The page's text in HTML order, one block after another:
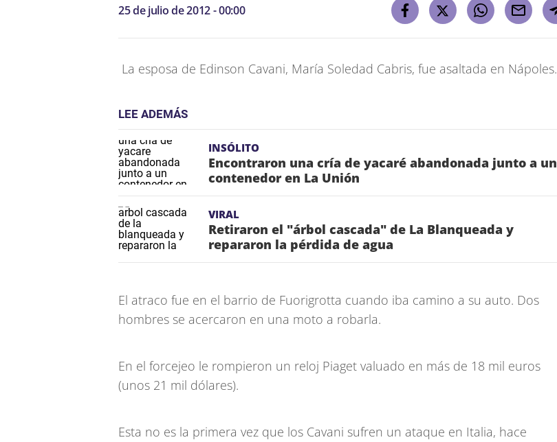
25 de julio de 2012 - 00:00
La esposa de Edinson Cavani, María Soledad Cabris, fue asaltada en Nápoles.
LEE ADEMÁS
INSÓLITO
Encontraron una cría de yacaré abandonada junto a un
contenedor en La Unión
VIRAL
Retiraron el "árbol cascada" de La Blanqueada y
repararon la pérdida de agua
El atraco fue en el barrio de Fuorigrotta cuando iba camino a su auto. Dos
hombres se acercaron en una moto a robarla.
En el forcejeo le rompieron un reloj Piaget valuado en más de 18 mil euros
(unos 21 mil dólares).
Esta no es la primera vez que los Cavani sufren un ataque en Italia, hace